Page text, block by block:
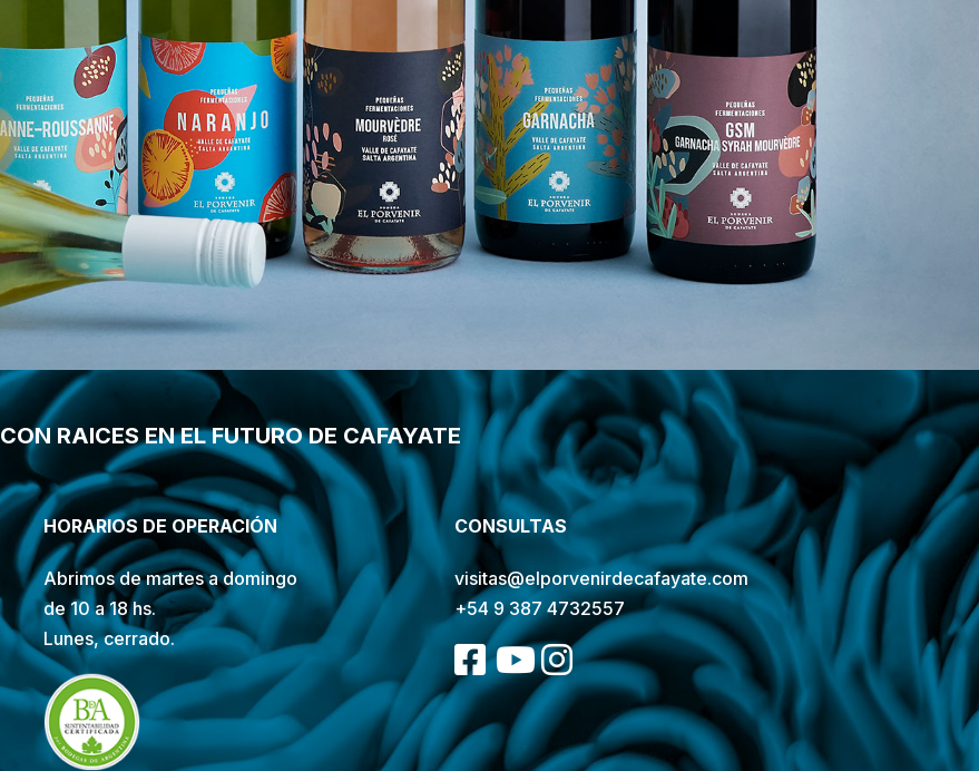
CON RAICES EN EL FUTURO DE CAFAYATE
HORARIOS DE OPERACIÓN
Abrimos de martes a domingo
de 10 a 18 hs.
Lunes, cerrado.
CONSULTAS
visitas@elporvenirdecafayate.com
+54 9 387 4732557